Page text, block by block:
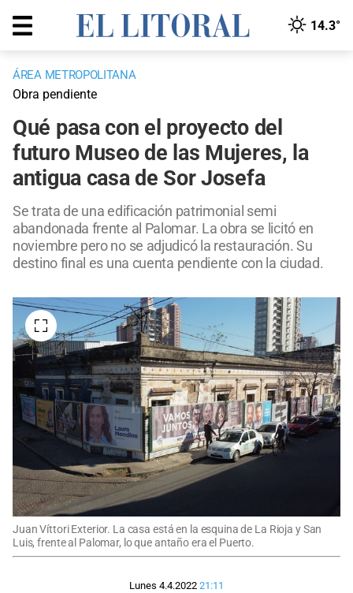
14.3°
ÁREA METROPOLITANA
Obra pendiente
Qué pasa con el proyecto del
futuro Museo de las Mujeres, la
antigua casa de Sor Josefa
Se trata de una edificación patrimonial semi
abandonada frente al Palomar. La obra se licitó en
noviembre pero no se adjudicó la restauración. Su
destino final es una cuenta pendiente con la ciudad.
Juan Víttori Exterior. La casa está en la esquina de La Rioja y San
Luis, frente al Palomar, lo que antaño era el Puerto.
Lunes 4.4.2022 21:11